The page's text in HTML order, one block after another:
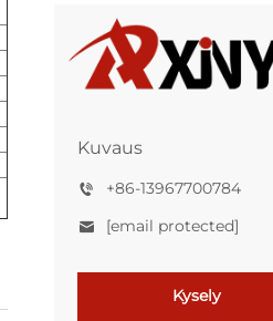
Kuvaus
+86-13967700784
[email protected]
Kysely